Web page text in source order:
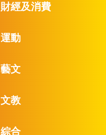
財經及消費
運動
藝文
文教
綜合